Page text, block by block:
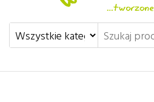
W to mi graj